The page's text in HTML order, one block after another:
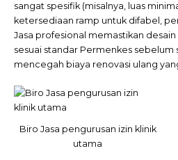
sangat spesifik (misalnya, luas
ketersediaan ramp untuk difabel,
Jasa profesional memastikan desain
sesuai standar Permenkes sebelum
mencegah biaya renovasi ulang
Biro Jasa pengurusan izin klinik
utama